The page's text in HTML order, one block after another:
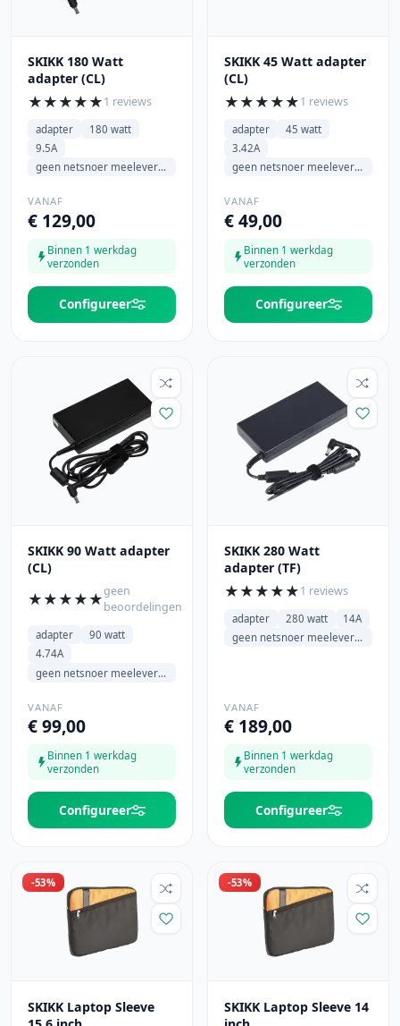
SKIKK 180 Watt
adapter (CL)
★★★★★1 reviews
adapter
180 watt
9.5A
geen netsnoer meeleveren
VANAF
€ 129,00
Binnen 1 werkdag
verzonden
Configureer
SKIKK 45 Watt adapter
(CL)
★★★★★1 reviews
adapter
45 watt
3.42A
geen netsnoer meeleveren
VANAF
€ 49,00
Binnen 1 werkdag
verzonden
Configureer
SKIKK 90 Watt adapter
(CL)
★★★★★geen
beoordelingen
adapter
90 watt
4.74A
geen netsnoer meeleveren
VANAF
€ 99,00
Binnen 1 werkdag
verzonden
Configureer
SKIKK 280 Watt
adapter (TF)
★★★★★1 reviews
adapter 280 watt
14A
geen netsnoer meeleveren
VANAF
€ 189,00
Binnen 1 werkdag
verzonden
Configureer
-53%
SKIKK Laptop Sleeve
-53%
SKIKK Laptop Sleeve 14